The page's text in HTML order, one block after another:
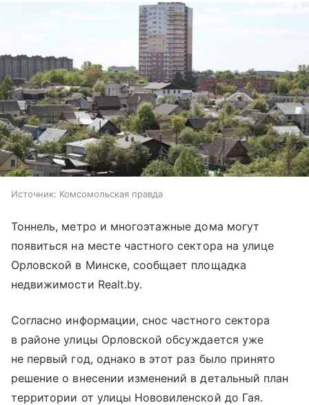
Источник: Комсомольская правда
Тоннель, метро и многоэтажные дома могут
появиться на месте частного сектора на улице
Орловской в Минске, сообщает площадка
недвижимости Realt.by.
Согласно информации, снос частного сектора
в районе улицы Орловской обсуждается уже
не первый год, однако в этот раз было принято
решение о внесении изменений в детальный план
территории от улицы Нововиленской до Гая.